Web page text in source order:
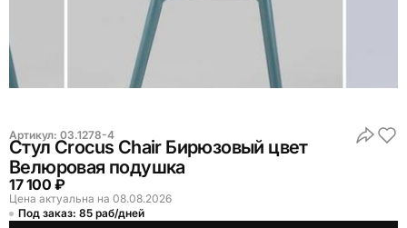
Артикул: 03.1278-4
Стул Crocus Chair Бирюзовый цвет
Велюровая подушка
17 100 ₽
Цена актуальна на 08.08.2026
Под заказ: 85 раб/дней